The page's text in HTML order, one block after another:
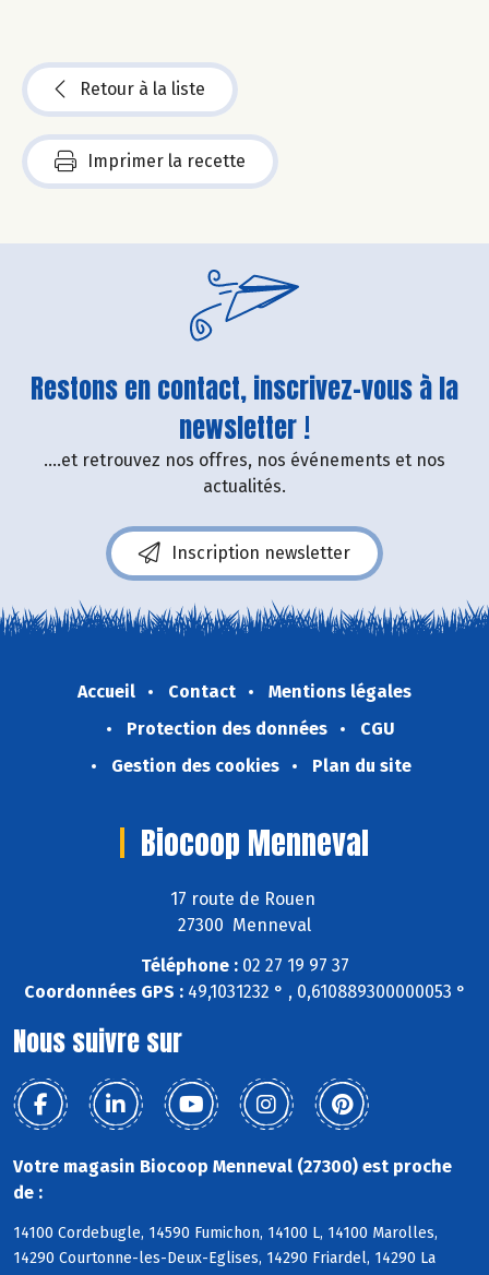
Retour à la liste
Imprimer la recette
Restons en contact, inscrivez-vous à la
newsletter !
....et retrouvez nos offres, nos événements et nos
actualités.
Inscription newsletter
Accueil Contact
Mentions légales
Protection des données
CGU
Gestion des cookies
Plan du site
Biocoop Menneval
17 route de Rouen
27300 Menneval
Téléphone :02 27 19 97 37
Coordonnées GPS :49,1031232 ° , 0,610889300000053 °
Nous suivre sur
Votre magasin Biocoop Menneval (27300) est proche
de :
14100 Cordebugle, 14590 Fumichon, 14100 L, 14100 Marolles,
14290 Courtonne-les-Deux-Eglises, 14290 Friardel, 14290 La